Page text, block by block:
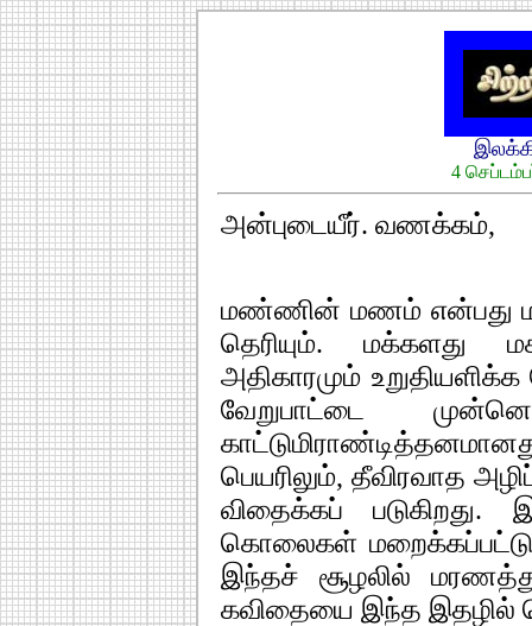
4
அன்புடையீர். வணக்கம்,
மண்ணின் மணம் என்பது
தெரியும். மக்களது
அதிகாரமும்
வேறுபாட்டை
பெயரிலும், தீவிரவாத
விதைக்கப்
கொலைகள்
இந்தச் சூழலில்
கவிதையை இந்த இதழில்